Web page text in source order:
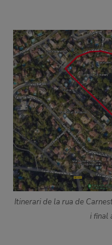
Itinerari de la rua de
i final